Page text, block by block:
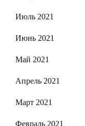
Июль 2021
Июнь 2021
Май 2021
Апрель 2021
Март 2021
Февраль 2021